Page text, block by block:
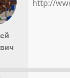
http://